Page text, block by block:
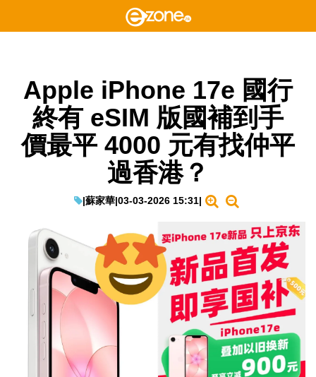
Apple iPhone 17e 國行
終有 eSIM 版國補到手
價最平 4000 元有找仲平
過香港？
|蘇家華|03-03-2026 15:31|